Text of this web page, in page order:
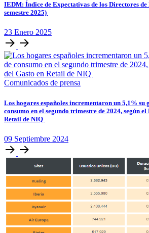
IEDM: Índice de Expectativas de los Directores
semestre 2025)
23 Enero 2025
Comunicados de prensa
Los hogares españoles incrementaron un 5,1% su
consumo en el segundo trimestre de 2024, según
Retail de NIQ
09 Septiembre 2024